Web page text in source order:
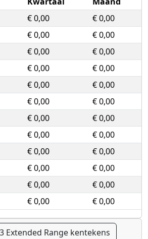
€ 0,00
€ 0,00
€ 0,00
€ 0,00
€ 0,00
€ 0,00
€ 0,00
€ 0,00
€ 0,00
€ 0,00
€ 0,00
€ 0,00
€ 0,00
€ 0,00
€ 0,00
€ 0,00
€ 0,00
€ 0,00
€ 0,00
€ 0,00
€ 0,00
€ 0,00
€ 0,00 € 0,00
Extended Range kentekens